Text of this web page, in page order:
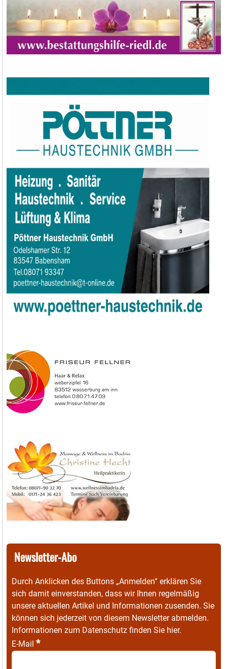
Newsletter-Abo
Durch Anklicken des Buttons „Anmelden“ erklären Sie
sich damit einverstanden, dass wir Ihnen regelmäßig
unsere aktuellen Artikel und Informationen zusenden. Sie
können sich jederzeit von diesem Newsletter abmelden.
Informationen zum Datenschutz finden Sie hier.
E-Mail *